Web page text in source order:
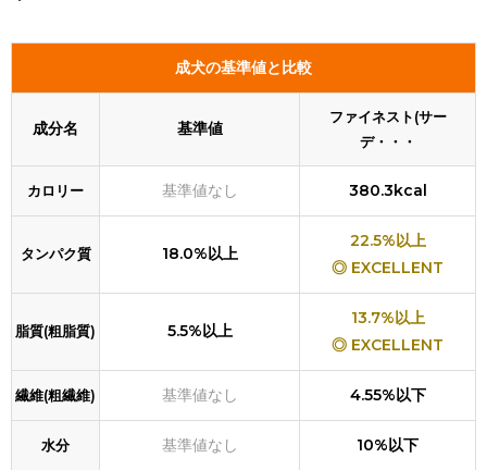
成犬の基準値と比較
成分名 基準値
ファイネスト(サー
デ・・・
カロリー 基準値なし 380.3kcal
タンパク質 18.0%以上
22.5%以上
◎ EXCELLENT
脂質(粗脂質) 5.5%以上
13.7%以上
◎ EXCELLENT
繊維(粗繊維) 基準値なし 4.55%以下
水分 基準値なし 10%以下